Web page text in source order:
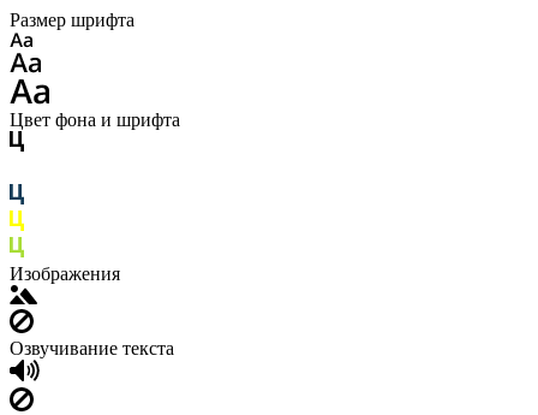
Размер шрифта
Цвет фона и шрифта
Изображения
Озвучивание текста